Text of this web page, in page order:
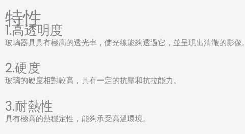
特性
1.高透明度
玻璃器具具有極高的透光率，使光線能夠透過它，並呈現出清澈的影像。
2.硬度
玻璃的硬度相對較高，具有一定的抗壓和抗拉能力。
3.耐熱性
具有極高的熱穩定性，能夠承受高溫環境。